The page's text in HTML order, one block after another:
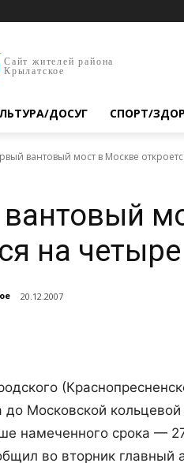
Сайт жителей района
Крылатское
ДОСУГ СПОРТ/
вантовый мост в Москве
на
20.12.2007
Московской
намеченного срока —
во вторник главный